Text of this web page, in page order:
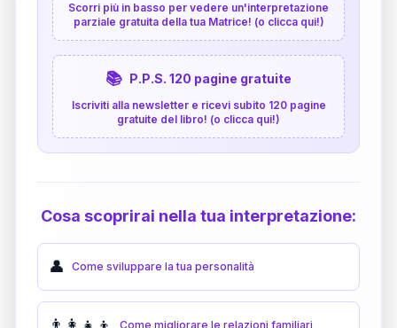
Scorri più in basso per vedere un'interpretazione
parziale gratuita della tua Matrice! (o clicca qui!)
📚 P.P.S. 120 pagine gratuite
Iscriviti alla newsletter e ricevi subito 120 pagine
gratuite del libro! (o clicca qui!)
Cosa scoprirai nella tua interpretazione:
👤 Come sviluppare la tua personalità
Come migliorare le relazioni familiari